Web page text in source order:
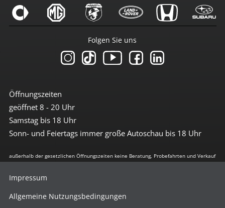
Öffnungszeiten
geöffnet 8 - 20 Uhr
Samstag bis 18 Uhr
Sonn- und Feiertags immer große Autoschau bis 18 Uhr
Folgen Sie uns
außerhalb der gesetzlichen Öffnungszeiten keine Beratung, Probefahrten und Verkauf
Impressum
Allgemeine Nutzungsbedingungen